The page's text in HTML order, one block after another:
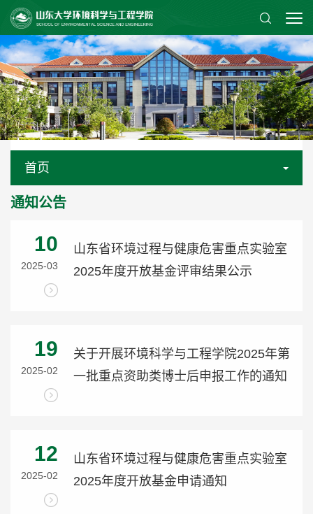
首页
通知公告
10
2025-03
山东省环境过程与健康危害重点实验室
2025年度开放基金评审结果公示
19
2025-02
关于开展环境科学与工程学院2025年第
一批重点资助类博士后申报工作的通知
12
2025-02
山东省环境过程与健康危害重点实验室
2025年度开放基金申请通知